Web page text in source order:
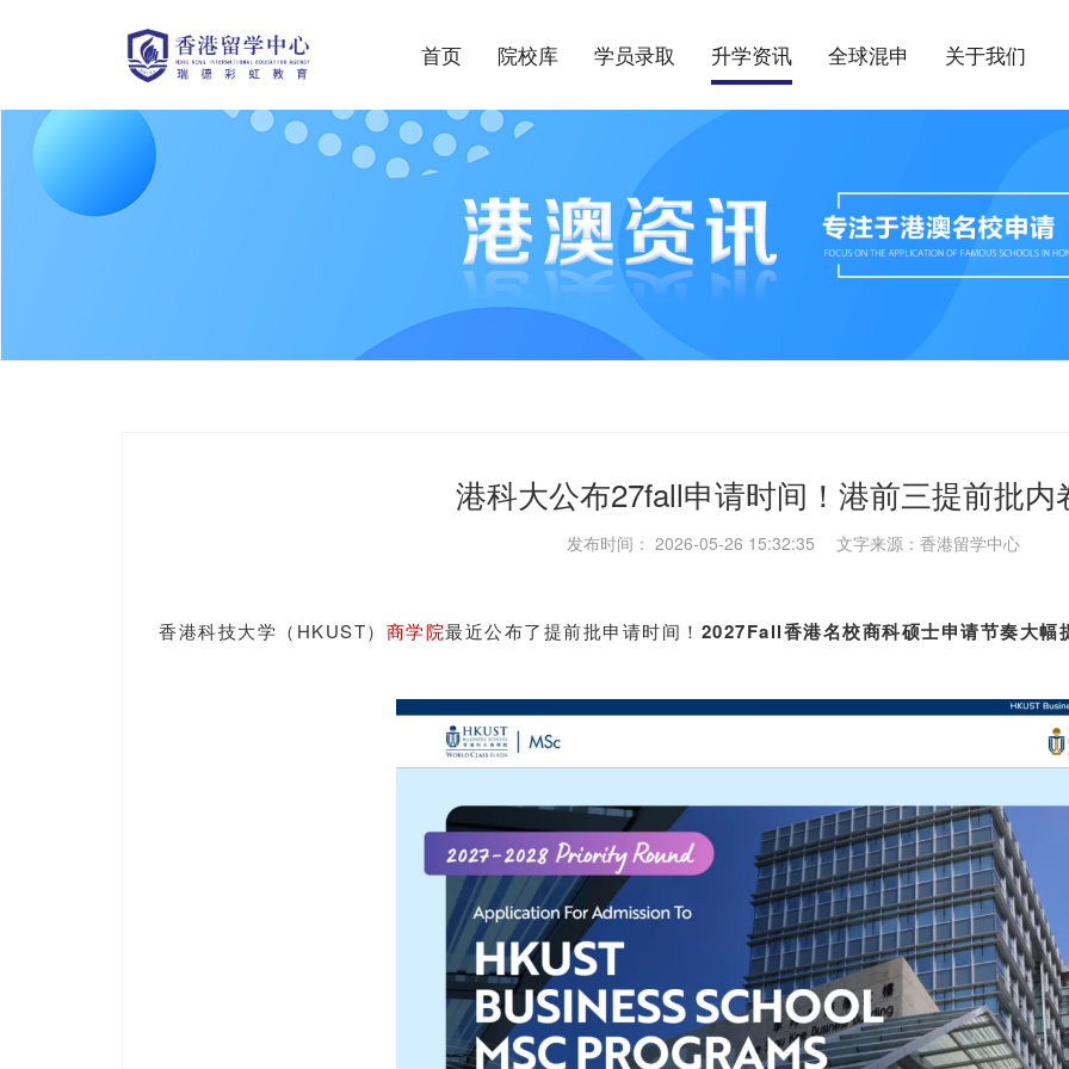
首页 院校库 学员录取 升学资讯 全球混申 关于我们
港科大公布27fall申请时间！港前三提前批内
发布时间： 2026-05-26 15:32:35 文字来源：香港留学中心
香港科技大学（HKUST） 商学院最近公布了提前批申请时间！ 2027Fall香港名校商科硕士申请节奏大幅